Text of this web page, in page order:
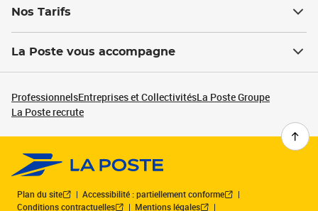
Nos Tarifs
La Poste vous accompagne
ProfessionnelsEntreprises et CollectivitésLa Poste Groupe
La Poste recrute
Plan du site
Accessibilité : partiellement conforme
Conditions contractuelles
Mentions légales